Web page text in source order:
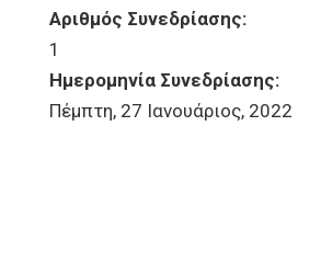
Αριθμός Συνεδρίασης:
1
Ημερομηνία Συνεδρίασης:
Πέμπτη, 27 Ιανουάριος, 2022